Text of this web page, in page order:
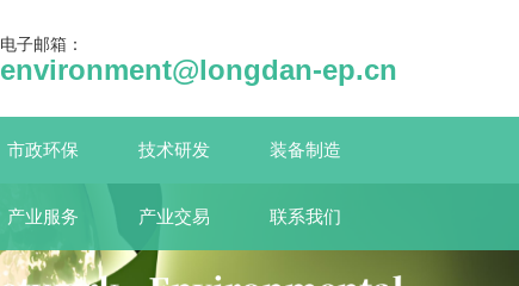
电子邮箱：
environment@longdan-ep.cn
市政环保 技术研发 装备制造
产业服务 产业交易 联系我们